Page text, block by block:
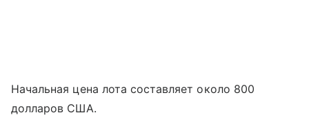
Начальная цена лота составляет около 800
долларов США.